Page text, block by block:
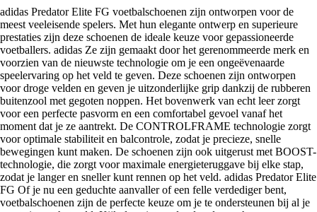
adidas Predator Elite FG voetbalschoenen zijn ontworpen voor de
meest veeleisende spelers. Met hun elegante ontwerp en superieure
prestaties zijn deze schoenen de ideale keuze voor gepassioneerde
voetballers. adidas Ze zijn gemaakt door het gerenommeerde merk en
voorzien van de nieuwste technologie om je een ongeëvenaarde
speelervaring op het veld te geven. Deze schoenen zijn ontworpen
voor droge velden en geven je uitzonderlijke grip dankzij de rubberen
buitenzool met gegoten noppen. Het bovenwerk van echt leer zorgt
voor een perfecte pasvorm en een comfortabel gevoel vanaf het
moment dat je ze aantrekt. De CONTROLFRAME technologie zorgt
voor optimale stabiliteit en balcontrole, zodat je precieze, snelle
bewegingen kunt maken. De schoenen zijn ook uitgerust met BOOST-
technologie, die zorgt voor maximale energieteruggave bij elke stap,
zodat je langer en sneller kunt rennen op het veld. adidas Predator Elite
FG Of je nu een geduchte aanvaller of een felle verdediger bent,
voetbalschoenen zijn de perfecte keuze om je te ondersteunen bij al je